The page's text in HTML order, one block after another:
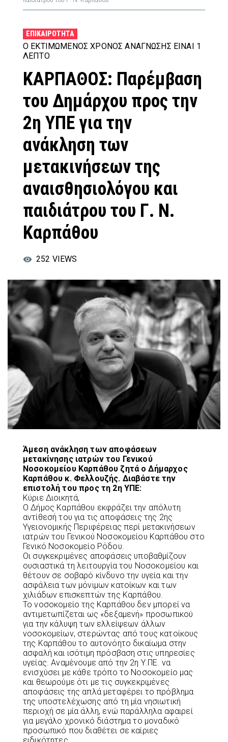
ΕΠΙΚΑΙΡΌΤΗΤΑ
Ο ΕΚΤΙΜΏΜΕΝΟΣ ΧΡΌΝΟΣ ΑΝΆΓΝΩΣΗΣ ΕΊΝΑΙ 1
ΛΕΠΤΌ
ΚΑΡΠΑΘΟΣ: Παρέμβαση
του Δημάρχου προς την
2η ΥΠΕ για την
ανάκληση των
μετακινήσεων της
αναισθησιολόγου και
παιδιάτρου του Γ. Ν.
Καρπάθου
252 VIEWS
Άμεση ανάκληση των αποφάσεων
μετακίνησης ιατρών του Γενικού
Νοσοκομείου Καρπάθου ζητά ο Δήμαρχος
Καρπάθου κ. Φελλουζής. Διαβάστε την
επιστολή του προς τη 2η ΥΠΕ:
Κύριε Διοικητά,
Ο Δήμος Καρπάθου εκφράζει την απόλυτη
αντίθεσή του για τις αποφάσεις της 2ης
Υγειονομικής Περιφέρειας περί μετακινήσεων
ιατρών του Γενικού Νοσοκομείου Καρπάθου στο
Γενικό Νοσοκομείο Ρόδου.
Οι συγκεκριμένες αποφάσεις υποβαθμίζουν
ουσιαστικά τη λειτουργία του Νοσοκομείου και
θέτουν σε σοβαρό κίνδυνο την υγεία και την
ασφάλεια των μόνιμων κατοίκων και των
χιλιάδων επισκεπτών της Καρπάθου.
Το νοσοκομείο της Καρπάθου δεν μπορεί να
αντιμετωπίζεται ως «δεξαμενή» προσωπικού
για την κάλυψη των ελλείψεων άλλων
νοσοκομείων, στερώντας από τους κατοίκους
της Καρπάθου το αυτονόητο δικαίωμα στην
ασφαλή και ισότιμη πρόσβαση στις υπηρεσίες
υγείας. Αναμένουμε από την 2η Υ.ΠΕ. να
ενισχύσει με κάθε τρόπο το Νοσοκομείο μας
και θεωρούμε ότι με τις συγκεκριμένες
αποφάσεις της απλά μεταφέρει το πρόβλημα
της υποστελέχωσης από τη μία νησιωτική
περιοχή σε μία άλλη, ενώ παράλληλα αφαιρεί
για μεγάλο χρονικό διάστημα το μοναδικό
προσωπικό που διαθέτει σε καίριες
ειδικότητες.